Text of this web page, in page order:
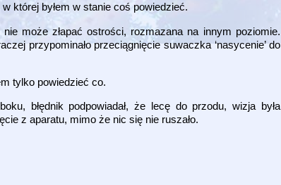
której byłem w stanie coś powiedzieć.
może złapać ostrości, rozmazana na innym poziomie.
przypominało przeciągnięcie suwaczka ‘nasycenie’ do
tylko powiedzieć co.
błędnik podpowiadał, że lecę do przodu, wizja była
z aparatu, mimo że nic się nie ruszało.